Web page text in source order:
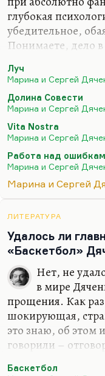
глубокая
убедительное,
Понимаете, дело
физиологическую
интенсивно,
иногда
оплетены, вы уже
не любовь, это
Вот у Марины с
профессиональный
Дяченко…
Луч
Марина и Сергей
Долина Совести
Марина и Сергей
Vita Nostra
Марина и Сергей
Работа над
Марина и Сергей
Марина и Сергей
ЛИТЕРАТУРА
Удалось ли
«Баскетбол»
Нет, не
в мире
прощения. Как раз
шокирующая,
это знаю, об этом
говорили –
Баскетбол